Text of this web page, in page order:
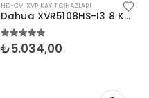
HD-CVI XVR KAYIT CIHAZLARI
Dahua XVR5108HS-I3 8 Kanal 1U H.265+ XVR 1x16TB
5.005 üzerinden
₺5.034,00
112.671,00